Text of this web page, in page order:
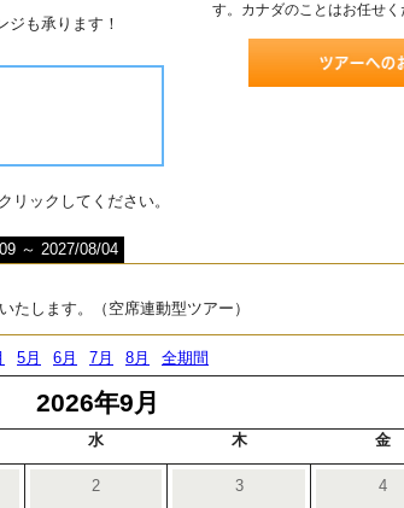
も承ります！
す。カナダのことはお任せく
リックしてください。
～ 2027/08/04
たします。（空席連動型ツアー）
5月 6月 7月 8月 全期間
2026年9月
水 木 金
2 3 4